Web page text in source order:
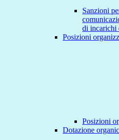
Sanzioni
di incarichi
Posizioni
Posizioni
Dotazione